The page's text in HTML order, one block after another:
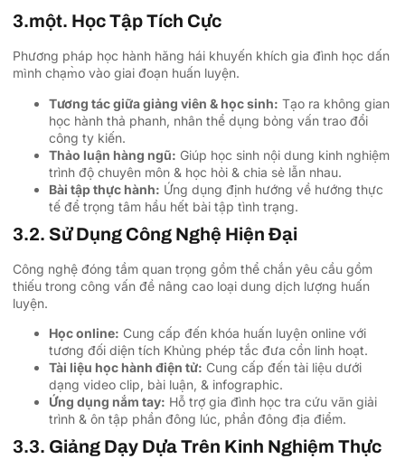
3.một. Học Tập Tích Cực
Phương pháp học hành hăng hái khuyến khích gia đình học dấn
mình chạm̀o vào giai đoạn huấn luyện.
Tương tác giữa giảng viên & học sinh: Tạo ra không gian
học hành thả phanh, nhân thể dụng bỏng vấn trao đổi
công ty kiến.
Thảo luận hàng ngũ: Giúp học sinh nội dung kinh nghiệm
trình độ chuyên môn & học hỏi & chia sẻ lẫn nhau.
Bài tập thực hành: Ứng dụng định hướng về hướng thực
tế để trọng tâm hầu hết bài tập tình trạng.
3.2. Sử Dụng Công Nghệ Hiện Đại
Công nghệ đóng tầm quan trọng gồm thể chắn yêu cầu gồm
thiếu trong công vấn đề nâng cao loại dung dịch lượng huấn
luyện.
Học online: Cung cấp đến khóa huấn luyện online với
tương đối diện tích Khủng phép tắc đưa cồn linh hoạt.
Tài liệu học hành điện tử: Cung cấp đến tài liệu dưới
dạng video clip, bài luận, & infographic.
Ứng dụng nắm tay: Hỗ trợ gia đình học tra cứu vãn giải
trình & ôn tập phần đông lúc, phần đông địa điểm.
3.3. Giảng Dạy Dựa Trên Kinh Nghiệm Thực